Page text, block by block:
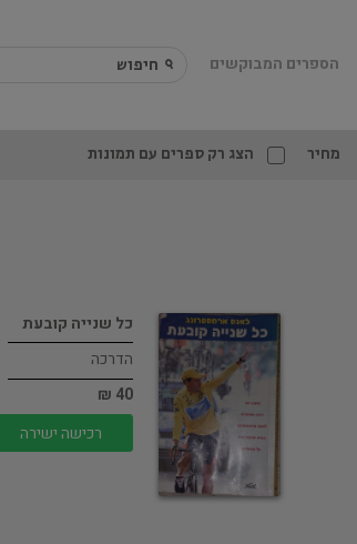
הספרים המבוקשים
מחיר הצג רק ספרים עם תמונות
כל שנייה קובעת
הדרכה
40 ₪
רכישה ישירה